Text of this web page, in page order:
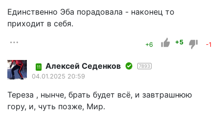
Единственно Эба порадовала - наконец то
приходит в себя.
+6 +5 -1
11 Алексей Седенков 7893
04.01.2025 20:59
Тереза , нынче, брать будет всё, и завтрашнюю
гору, и, чуть позже, Мир.